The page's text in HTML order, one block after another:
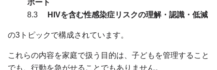
ポート
8.3
HIVを含む性感染症リスクの理解・認識・低減
の3トピックで構成されています。
これらの内容を家庭で扱う目的は、子どもを管理すること
でも、行動を急がせることでもありません。